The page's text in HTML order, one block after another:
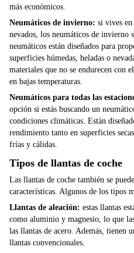
más económicos.
Neumáticos de invierno: si vives
nevados, los neumáticos de invierno
neumáticos están diseñados para
superficies húmedas, heladas o
materiales que no se endurecen
en bajas temperaturas.
Neumáticos para todas las
opción si estás buscando un
condiciones climáticas. Están
rendimiento tanto en superficies
frías y cálidas.
Tipos de llantas de coche
Las llantas de coche también se
características. Algunos de los tipos
Llantas de aleación: estas llantas
como aluminio y magnesio, lo que
las llantas de acero. Además, tienen
llantas convencionales.